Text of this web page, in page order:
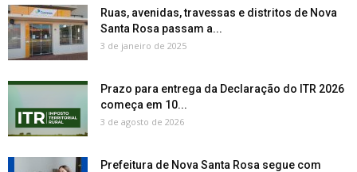
Ruas, avenidas, travessas e distritos de Nova
Santa Rosa passam a...
3 de janeiro de 2025
Prazo para entrega da Declaração do ITR 2026
começa em 10...
3 de agosto de 2026
Prefeitura de Nova Santa Rosa segue com